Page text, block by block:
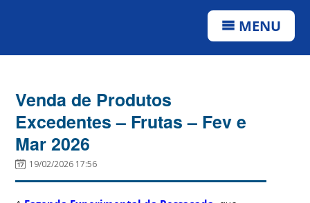
MENU
Venda de Produtos
Excedentes – Frutas – Fev e
Mar 2026
19/02/2026 17:56